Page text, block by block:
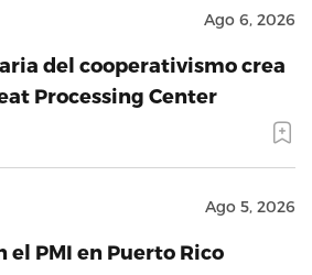
Ago 6, 2026
del cooperativismo crea
Processing Center
Ago 5, 2026
el PMI en Puerto Rico